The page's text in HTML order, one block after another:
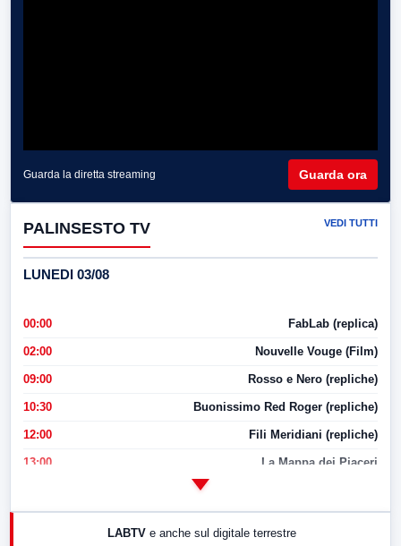
Guarda la diretta streaming Guarda ora
PALINSESTO TV VEDI TUTTI
LUNEDI 03/08
00:00 FabLab (replica)
02:00 Nouvelle Vouge (Film)
09:00 Rosso e Nero (repliche)
10:30 Buonissimo Red Roger (repliche)
12:00 Fili Meridiani (repliche)
13:00 La Mappa dei Piaceri
LABTV e anche sul digitale terrestre